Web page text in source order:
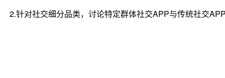
2.针对社交细分品类，讨论特定群体社交APP与传统社交